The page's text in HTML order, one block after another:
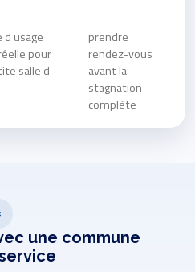
usage
pour
salle d
prendre
rendez-vous
avant la
stagnation
complète
une commune